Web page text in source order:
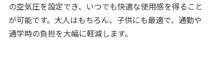
の空気圧を設定でき、いつでも快適な使用感を得ること
が可能です。大人はもちろん、子供にも最適で、通勤や
通学時の負担を大幅に軽減します。